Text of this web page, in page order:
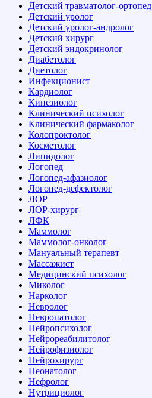
Детский травматолог-ортопед
Детский уролог
Детский уролог-андролог
Детский хирург
Детский эндокринолог
Диабетолог
Диетолог
Инфекционист
Кардиолог
Кинезиолог
Клинический психолог
Клинический фармаколог
Колопроктолог
Косметолог
Липидолог
Логопед
Логопед-афазиолог
Логопед-дефектолог
ЛОР
ЛОР-хирург
ЛФК
Маммолог
Маммолог-онколог
Мануальный терапевт
Массажист
Медицинский психолог
Миколог
Нарколог
Невролог
Невропатолог
Нейропсихолог
Нейрореабилитолог
Нейрофизиолог
Нейрохирург
Неонатолог
Нефролог
Нутрициолог